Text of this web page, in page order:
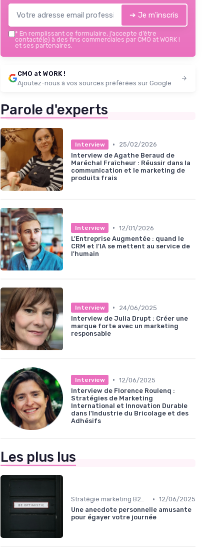
➔ Je m'inscris
* En remplissant ce formulaire, j’accepte d’être
contacté(e) à des fins commerciales par CMO at WORK !
et ses partenaires.
CMO at WORK !
Ajoutez-nous à vos sources préférées sur Google
Parole d'experts
Interview •
25/02/2026
Interview de Agathe Beraud de
Maréchal Fraîcheur : Réussir dans la
communication et le marketing de
produits frais
Interview • 12/01/2026
L'Entreprise Augmentée : quand le
CRM et l'IA se mettent au service de
l'humain
Interview •
24/06/2025
Interview de Julia Drupt : Créer une
marque forte avec un marketing
responsable
Interview • 12/06/2025
Interview de Florence Roulenq :
Stratégies de Marketing
International et Innovation Durable
dans l'Industrie du Bricolage et des
Adhésifs
Les plus lus
Stratégie marketing B2B et B2C • 12/06/2025
Une anecdote personnelle amusante
pour égayer votre journée